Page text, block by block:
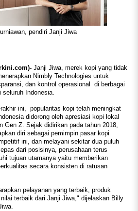
pendiri Janji Jiwa
Janji Jiwa, merek kopi yang tidak
Nimbly Technologies untuk
dan kontrol operasional di berbagai
Indonesia.
ini, popularitas kopi telah meningkat
didorong oleh apresiasi kopi lokal
Gen Z. Sejak didirikan pada tahun 2018,
diri sebagai pemimpin pasar kopi
ini, dan melayani sekitar dua puluh
dari posisinya, perusahaan terus
tujuan utamanya yaitu memberikan
secara konsisten di ratusan
pelayanan yang terbaik, produk
terbaik dari Janji Jiwa," dijelaskan Billy